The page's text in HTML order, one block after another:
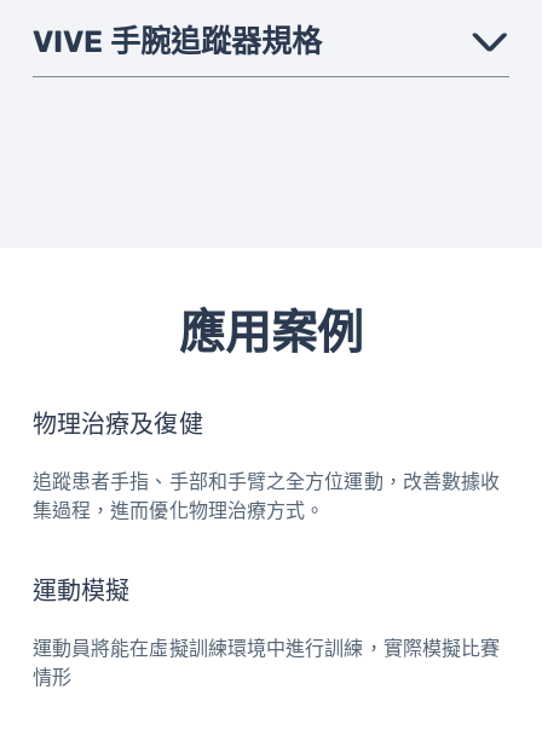
VIVE 手腕追蹤器規格 ›
電源鍵、應用程式按鈕、USB Type C 連
重量 63g (+/- 5g)
尺寸大
小
自動配
對
支援
應用案例
物理治療及復健
追蹤患者手指、手部和手臂之全方位運動，改善數據收
集過程，進而優化物理治療方式。
運動模擬
運動員將能在虛擬訓練環境中進行訓練，實際模擬比賽
情形